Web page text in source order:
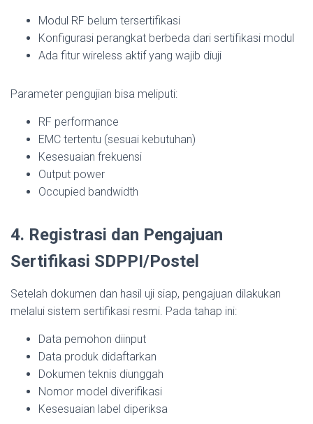
Modul RF belum tersertifikasi
Konfigurasi perangkat berbeda dari sertifikasi modul
Ada fitur wireless aktif yang wajib diuji
Parameter pengujian bisa meliputi:
RF performance
EMC tertentu (sesuai kebutuhan)
Kesesuaian frekuensi
Output power
Occupied bandwidth
4. Registrasi dan Pengajuan
Sertifikasi SDPPI/Postel
Setelah dokumen dan hasil uji siap, pengajuan dilakukan
melalui sistem sertifikasi resmi. Pada tahap ini:
Data pemohon diinput
Data produk didaftarkan
Dokumen teknis diunggah
Nomor model diverifikasi
Kesesuaian label diperiksa